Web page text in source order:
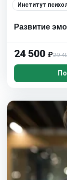
Институт
Развитие
24 500 ₽29